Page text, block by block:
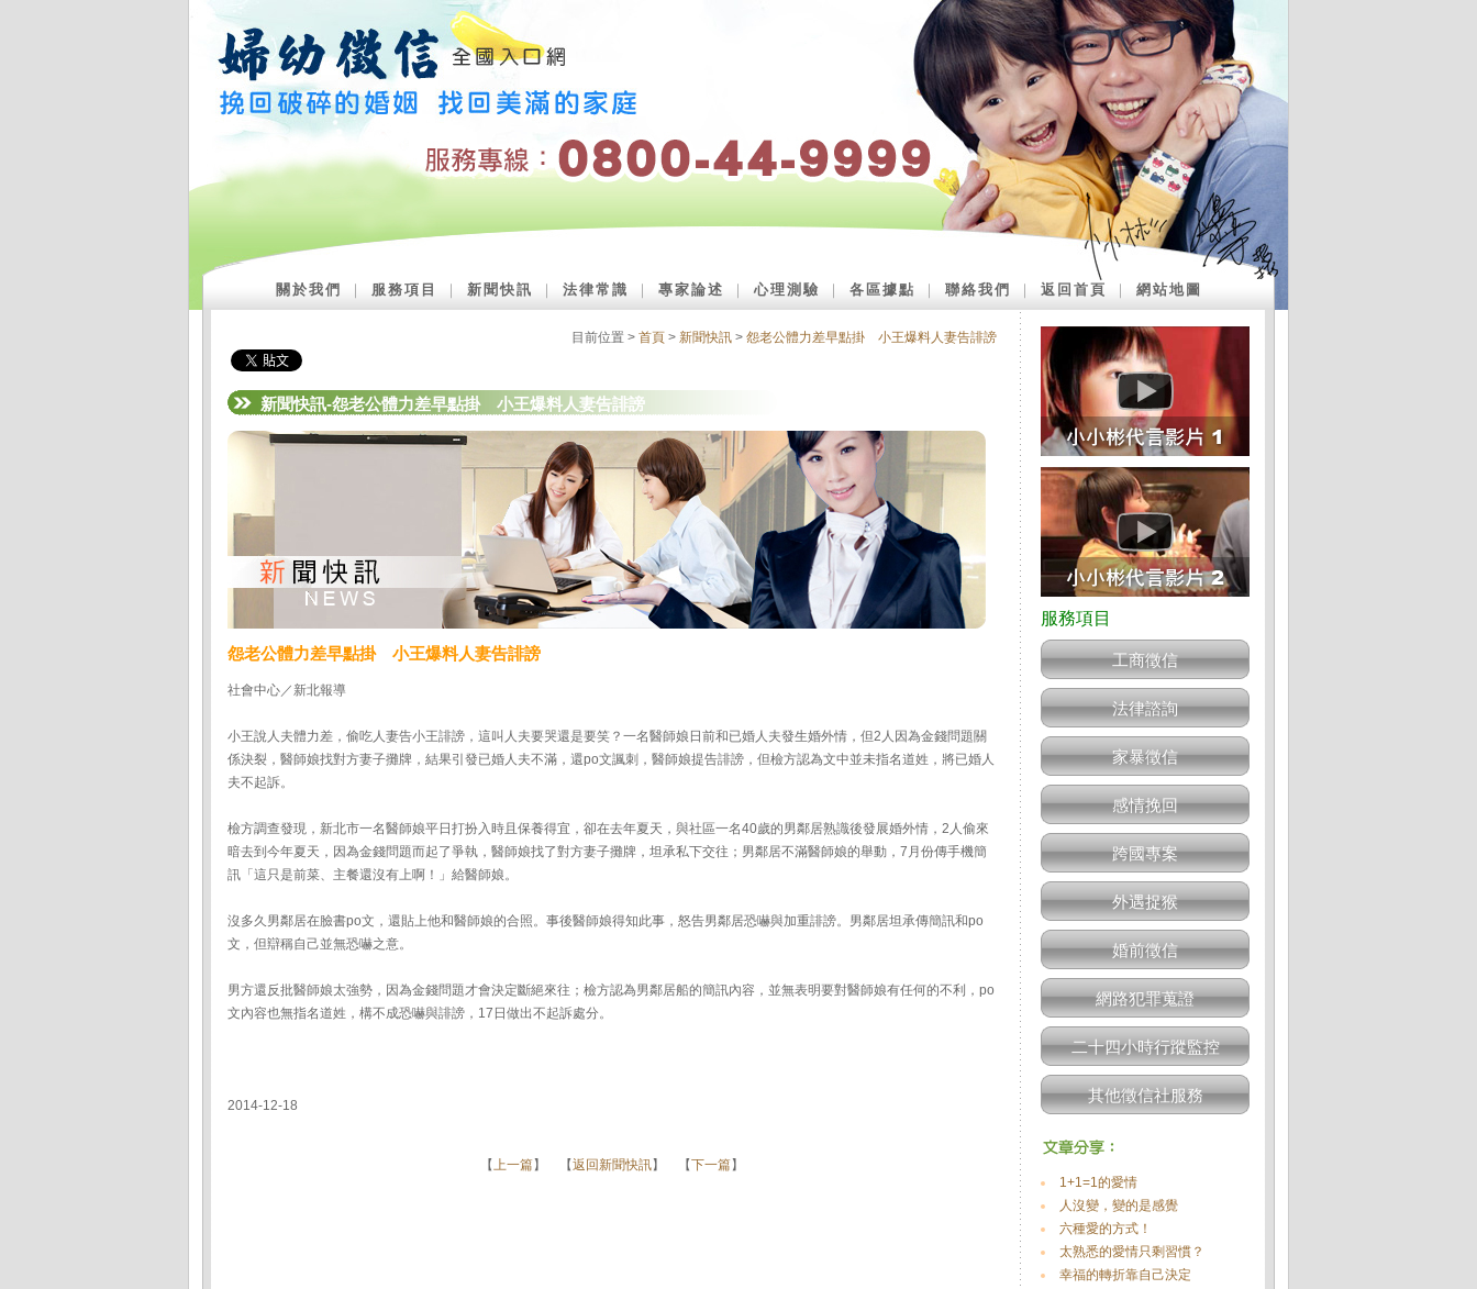
關於我們 服務項目 新聞快訊 法律常識 專家論述 ｜心理測驗 各區據點 聯絡我們 返回首頁 網站地圖
目前位置 > 首頁 > 新聞快訊 > 怨老公體力差早點掛 小王爆料人妻告誹謗
新聞快訊-怨老公體力差早點掛 小王爆料人妻告誹謗
怨老公體力差早點掛 小王爆料人妻告誹謗
社會中心／新北報導
小王說人夫體力差，偷吃人妻告小王誹謗，這叫人夫要哭還是要笑？一名醫師娘日前和已婚人夫發生婚外情，但2人因為金錢問題關
係決裂，醫師娘找對方妻子攤牌，結果引發已婚人夫不滿，還po文諷刺，醫師娘提告誹謗，但檢方認為文中並未指名道姓，將已婚人
夫不起訴。
檢方調查發現，新北市一名醫師娘平日打扮入時且保養得宜，卻在去年夏天，與社區一名40歲的男鄰居熟識後發展婚外情，2人偷來
暗去到今年夏天，因為金錢問題而起了爭執，醫師娘找了對方妻子攤牌，坦承私下交往；男鄰居不滿醫師娘的舉動，7月份傳手機簡
訊「這只是前菜、主餐還沒有上啊！」給醫師娘。
沒多久男鄰居在臉書po文，還貼上他和醫師娘的合照。事後醫師娘得知此事，怒告男鄰居恐嚇與加重誹謗。男鄰居坦承傳簡訊和po
文，但辯稱自己並無恐嚇之意。
男方還反批醫師娘太強勢，因為金錢問題才會決定斷絕來往；檢方認為男鄰居船的簡訊內容，並無表明要對醫師娘有任何的不利，po
文內容也無指名道姓，構不成恐嚇與誹謗，17日做出不起訴處分。
2014-12-18
【上一篇】 【返回新聞快訊】 【下一篇】
工商徵信
法律諮詢
家暴徵信
感情挽回
跨國專案
外遇捉猴
婚前徵信
網路犯罪蒐證
二十四小時行蹤監控
其他徵信社服務
1+1=1的愛情
人沒變，變的是感覺
六種愛的方式！
太熟悉的愛情只剩習慣？
幸福的轉折靠自己決定